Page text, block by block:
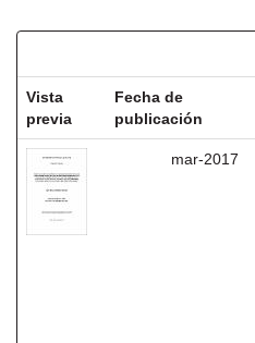
Vista
previa
Fecha de
publicación
mar-2017